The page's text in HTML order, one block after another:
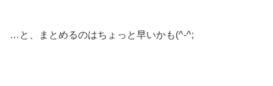
…と、まとめるのはちょっと早いかも(^-^;